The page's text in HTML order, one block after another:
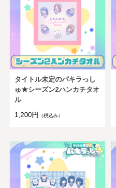
タイトル未定のパキラっし
ゅ★シーズン2ハンカチタオ
ル
1,200円
（税込み）